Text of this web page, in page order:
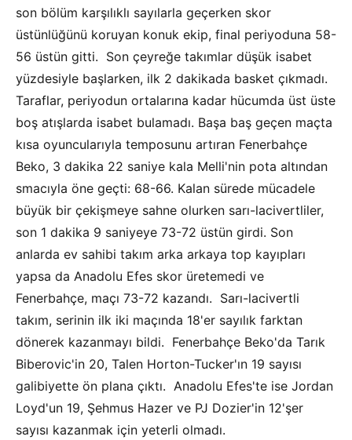
son bölüm karşılıklı sayılarla geçerken skor
üstünlüğünü koruyan konuk ekip, final periyoduna 58-
56 üstün gitti. Son çeyreğe takımlar düşük isabet
yüzdesiyle başlarken, ilk 2 dakikada basket çıkmadı.
Taraflar, periyodun ortalarına kadar hücumda üst üste
boş atışlarda isabet bulamadı. Başa baş geçen maçta
kısa oyuncularıyla temposunu artıran Fenerbahçe
Beko, 3 dakika 22 saniye kala Melli'nin pota altından
smacıyla öne geçti: 68-66. Kalan sürede mücadele
büyük bir çekişmeye sahne olurken sarı-lacivertliler,
son 1 dakika 9 saniyeye 73-72 üstün girdi. Son
anlarda ev sahibi takım arka arkaya top kayıpları
yapsa da Anadolu Efes skor üretemedi ve
Fenerbahçe, maçı 73-72 kazandı. Sarı-lacivertli
takım, serinin ilk iki maçında 18'er sayılık farktan
dönerek kazanmayı bildi. Fenerbahçe Beko'da Tarık
Biberovic'in 20, Talen Horton-Tucker'ın 19 sayısı
galibiyette ön plana çıktı. Anadolu Efes'te ise Jordan
Loyd'un 19, Şehmus Hazer ve PJ Dozier'in 12'şer
sayısı kazanmak için yeterli olmadı.